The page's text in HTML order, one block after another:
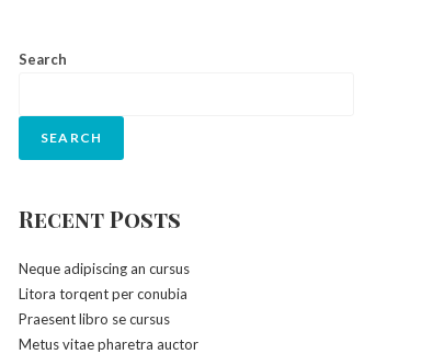
Search
SEARCH
Recent Posts
Neque adipiscing an cursus
Litora torqent per conubia
Praesent libro se cursus
Metus vitae pharetra auctor